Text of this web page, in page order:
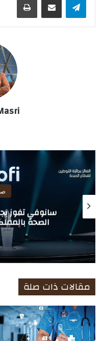
“نادين نُجيم
خليجية
مقالات ذات صلة